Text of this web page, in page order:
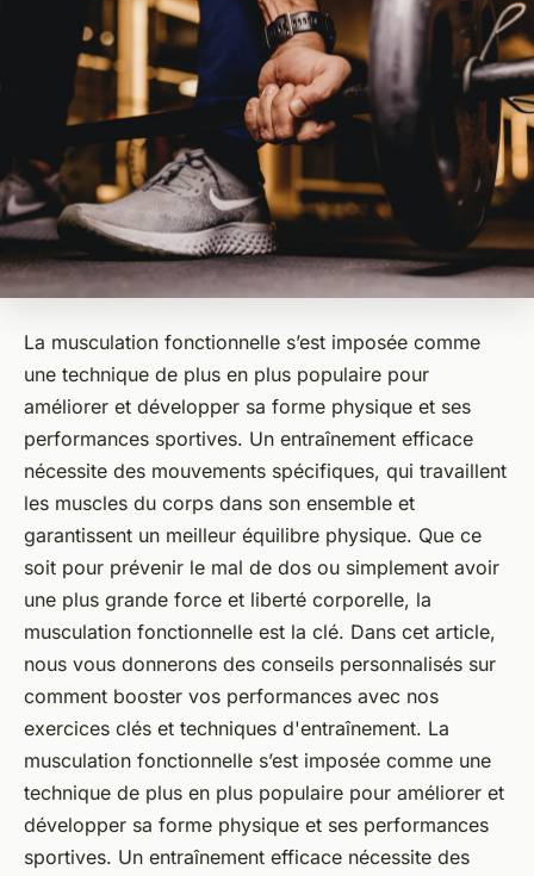
La musculation fonctionnelle s’est imposée comme
une technique de plus en plus populaire pour
améliorer et développer sa forme physique et ses
performances sportives. Un entraînement efficace
nécessite des mouvements spécifiques, qui travaillent
les muscles du corps dans son ensemble et
garantissent un meilleur équilibre physique. Que ce
soit pour prévenir le mal de dos ou simplement avoir
une plus grande force et liberté corporelle, la
musculation fonctionnelle est la clé. Dans cet article,
nous vous donnerons des conseils personnalisés sur
comment booster vos performances avec nos
exercices clés et techniques d'entraînement. La
musculation fonctionnelle s’est imposée comme une
technique de plus en plus populaire pour améliorer et
développer sa forme physique et ses performances
sportives. Un entraînement efficace nécessite des